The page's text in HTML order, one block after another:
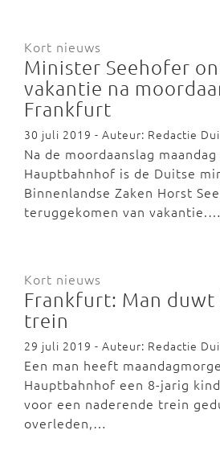
Kort nieuws
Minister Seehofer
vakantie na
Frankfurt
30 juli 2019 - Auteur: Redactie
Na de moordaanslag
Hauptbahnhof is de Duitse
Binnenlandse Zaken Horst
teruggekomen van vakantie.…
Kort nieuws
Frankfurt: Man
trein
29 juli 2019 - Auteur: Redactie
Een man heeft
Hauptbahnhof een 8-jarig
voor een naderende trein
overleden,…